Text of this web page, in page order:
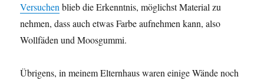
Versuchen blieb die Erkenntnis, möglichst Material zu
nehmen, dass auch etwas Farbe aufnehmen kann, also
Wollfäden und Moosgummi.
Übrigens, in meinem Elternhaus waren einige Wände noch